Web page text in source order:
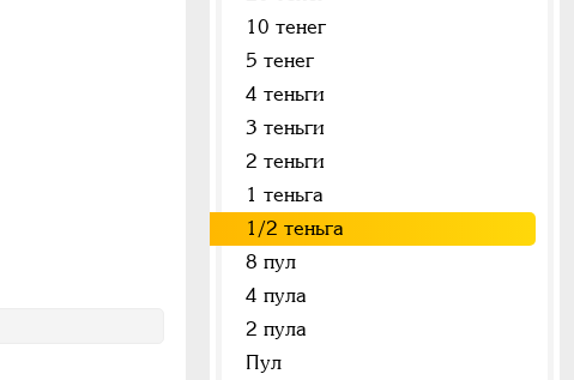
10 тенег
5 тенег
4 теньги
3 теньги
2 теньги
1 теньга
1/2 теньга
8 пул
4 пула
2 пула
Пул